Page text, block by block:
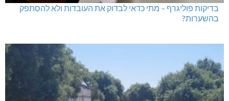
בדיקות פוליגרף – מתי כדאי לבדוק את העובדות ולא להסתפק
בהשערות?